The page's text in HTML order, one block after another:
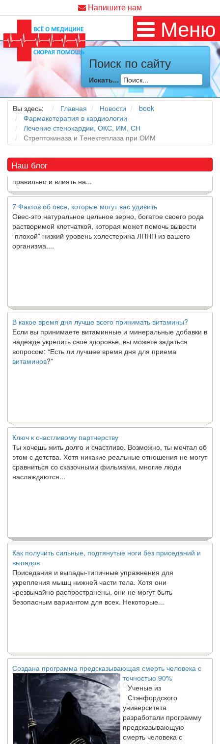
Напишите нам
Меню
Поиск по сайту
Искать...
Вы здесь: Главная Новости
book
Фармакотерапия в кардиологии
Лечение стенокардии, ОКС, ИМ, СН
Стрептокиназа и Тенектеплаза при ОИМ
Наш блог
Как я заболел во время локдауна?
Это странная ситуация: вы соблюдали все меры
предосторожности COVID-19 (вы почти все время дома),
но, тем не менее, вы каким-то образом простудились. Вы
можете задаться...
5 причин обратить внимание на средиземноморскую диету
Какдиетолог, я вижу, что многие причудливые диеты
из них это скорее наказание, чем способ питаться
правильно и влиять на...
7 Фактов об овсе, которые могут вас удивить
Овес-это натуральное цельное зерно, богатое своего рода
растворимой клетчаткой, которая может помочь вывести
“плохой” низкий уровень холестерина ЛПНП из вашего
организма....
В какое время дня лучше всего принимать витамины?
Если вы принимаете витаминные и минеральные добавки в
надежде укрепить свое здоровье, вы можете задаться
вопросом: “Есть ли лучшее время дня для приема
витаминов ?”
Ключ к счастливому партнерству
Ты хочешь жить долго и счастливо. Возможно, ты мечтал об
этом с детства. Хотя никакие реальные отношения не могут
сравниться со сказочными фильмами, многие люди
наслаждаются...
Как получить сильные, подтянутые ноги без приседаний и
выпадов
Приседания и выпады-типичные упражнения для
укрепления мышц нижней части тела. Хотя они
чрезвычайно распространены, они не могут быть
безопасным вариантом для всех. Некоторые...
Создана программа предсказывающая смерть человека с
точностью 90%
Ученые из
Стэнфордского
университета
разработали программу
предсказывающую
смерть человека с
высокой точностью.